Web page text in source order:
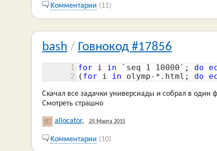
Комментарии (11)
bash / Говнокод #17856
1
2
for i in `seq 1 10000`; do
( for i in olymp-*.html; do
Скачал все задачки универсиады и собрал в один
Смотреть страшно
allocator, 25 Марта 2015
Комментарии (10)